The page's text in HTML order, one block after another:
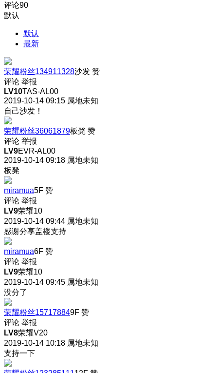
评论90
默认
默认
最新
荣耀粉丝134911328沙发 赞
评论 举报
LV10TAS-AL00
2019-10-14 09:15 属地未知
自己沙发！
荣耀粉丝36061879板凳 赞
评论 举报
LV9EVR-AL00
2019-10-14 09:18 属地未知
板凳
miramua5F 赞
评论 举报
LV9荣耀10
2019-10-14 09:44 属地未知
感谢分享盖楼支持
miramua6F 赞
评论 举报
LV9荣耀10
2019-10-14 09:45 属地未知
没分了
荣耀粉丝157178849F 赞
评论 举报
LV8荣耀V20
2019-10-14 10:18 属地未知
支持一下